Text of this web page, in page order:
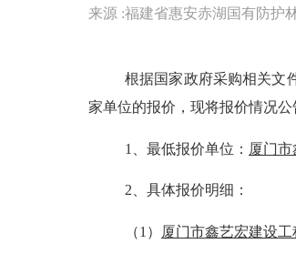
来源 :福建省惠安赤湖国有防护
根据国家政府采购相关文
家单位的报价，现将报价情况公
1 、最低报价单位： 厦门
2 、具体报价明细：
（1 ） 厦门市鑫艺宏建设工